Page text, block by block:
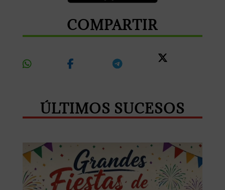
COMPARTIR
ÚLTIMOS SUCESOS